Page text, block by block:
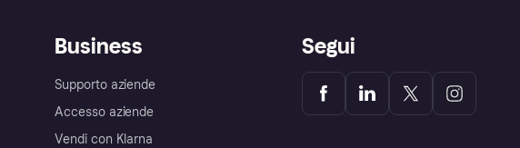
Business
Supporto aziende
Accesso aziende
Vendi con Klarna
Segui